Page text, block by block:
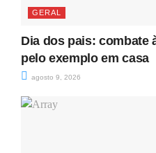
GERAL
Dia dos pais: combate
pelo exemplo em casa
agosto 9, 2026